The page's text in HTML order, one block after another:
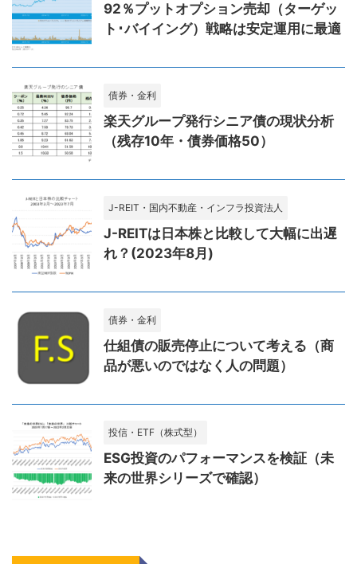
92％プットオプション売却（ターゲッ
ト･バイイング）戦略は安定運用に最適
債券・金利
楽天グループ発行シニア債の現状分析
（残存10年・債券価格50）
J-REIT・国内不動産・インフラ投資法人
J-REITは日本株と比較して大幅に出遅
れ？(2023年8月)
債券・金利
仕組債の販売停止について考える（商
品が悪いのではなく人の問題）
投信・ETF（株式型）
ESG投資のパフォーマンスを検証（未
来の世界シリーズで確認）